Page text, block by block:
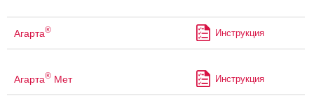
Агарта® Инструкция
Агарта® Мет Инструкция